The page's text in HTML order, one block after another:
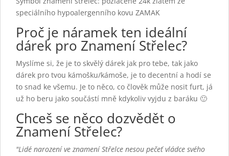
speciálního hypoalergenního kovu ZAMAK
Proč je náramek ten ideální
dárek pro Znamení Střelec?
Myslíme si, že je to skvělý dárek jak pro tebe, tak jako
dárek pro tvou kámošku/kámoše, je to decentní a hodí se
to snad ke všemu. Je to něco, co člověk může nosit furt, já
už ho beru jako součástí mně kdykoliv vyjdu z baráku 🙂
Chceš se něco dozvědět o
Znamení Střelec?
"Lidé narození ve znamení Střelce nesou pečeť vládce svého